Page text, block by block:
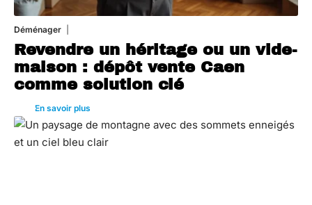
Déménager
Revendre un héritage ou un vide-
maison : dépôt vente Caen
comme solution clé
En savoir plus